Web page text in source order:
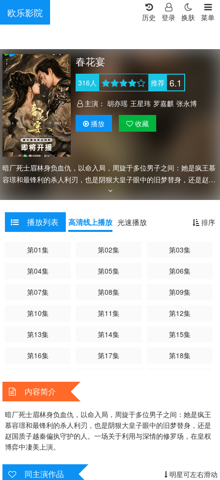
欧乐影院 菜单
换肤
登录
历史
春花宴
316人 推荐 6.1
主演： 胡亦瑶 王星玮 罗嘉麒 张永博
播放 收藏
暗厂死士眉林身负血仇，以命入局，周旋于多位男子之间：她是疯王慕
容璟和最锋利的杀人利刃，也是阴狠大皇子眼中的旧梦替身，还是赵国
质子越秦偏执守护的人。一场关于利用与深情的修罗场，在皇权博弈中
凄美上演。
播放列表 排序
高清线上播放 光速播放
第01集 第02集 第03集
第04集 第05集 第06集
第07集 第08集 第09集
第10集 第11集 第12集
第13集 第14集 第15集
第16集 第17集 第18集
第22集
第25集 第26集 第27集已完结
内容简介
暗厂死士眉林身负血仇，以命入局，周旋于多位男子之间：她是疯王
慕容璟和最锋利的杀人利刃，也是阴狠大皇子眼中的旧梦替身，还是
赵国质子越秦偏执守护的人。一场关于利用与深情的修罗场，在皇权
博弈中凄美上演。
同主演作品 明星可左右滑动